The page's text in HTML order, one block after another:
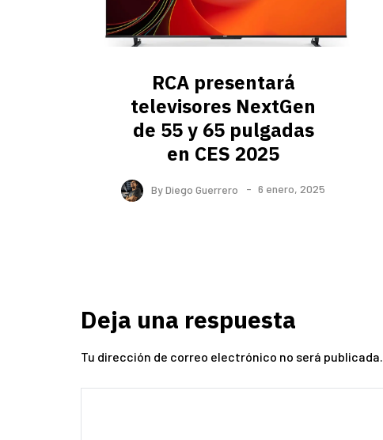
RCA presentará
televisores NextGen
de 55 y 65 pulgadas
en CES 2025
ByDiego Guerrero 6 enero, 2025
Deja una respuesta
Tu dirección de correo electrónico no será publicada.